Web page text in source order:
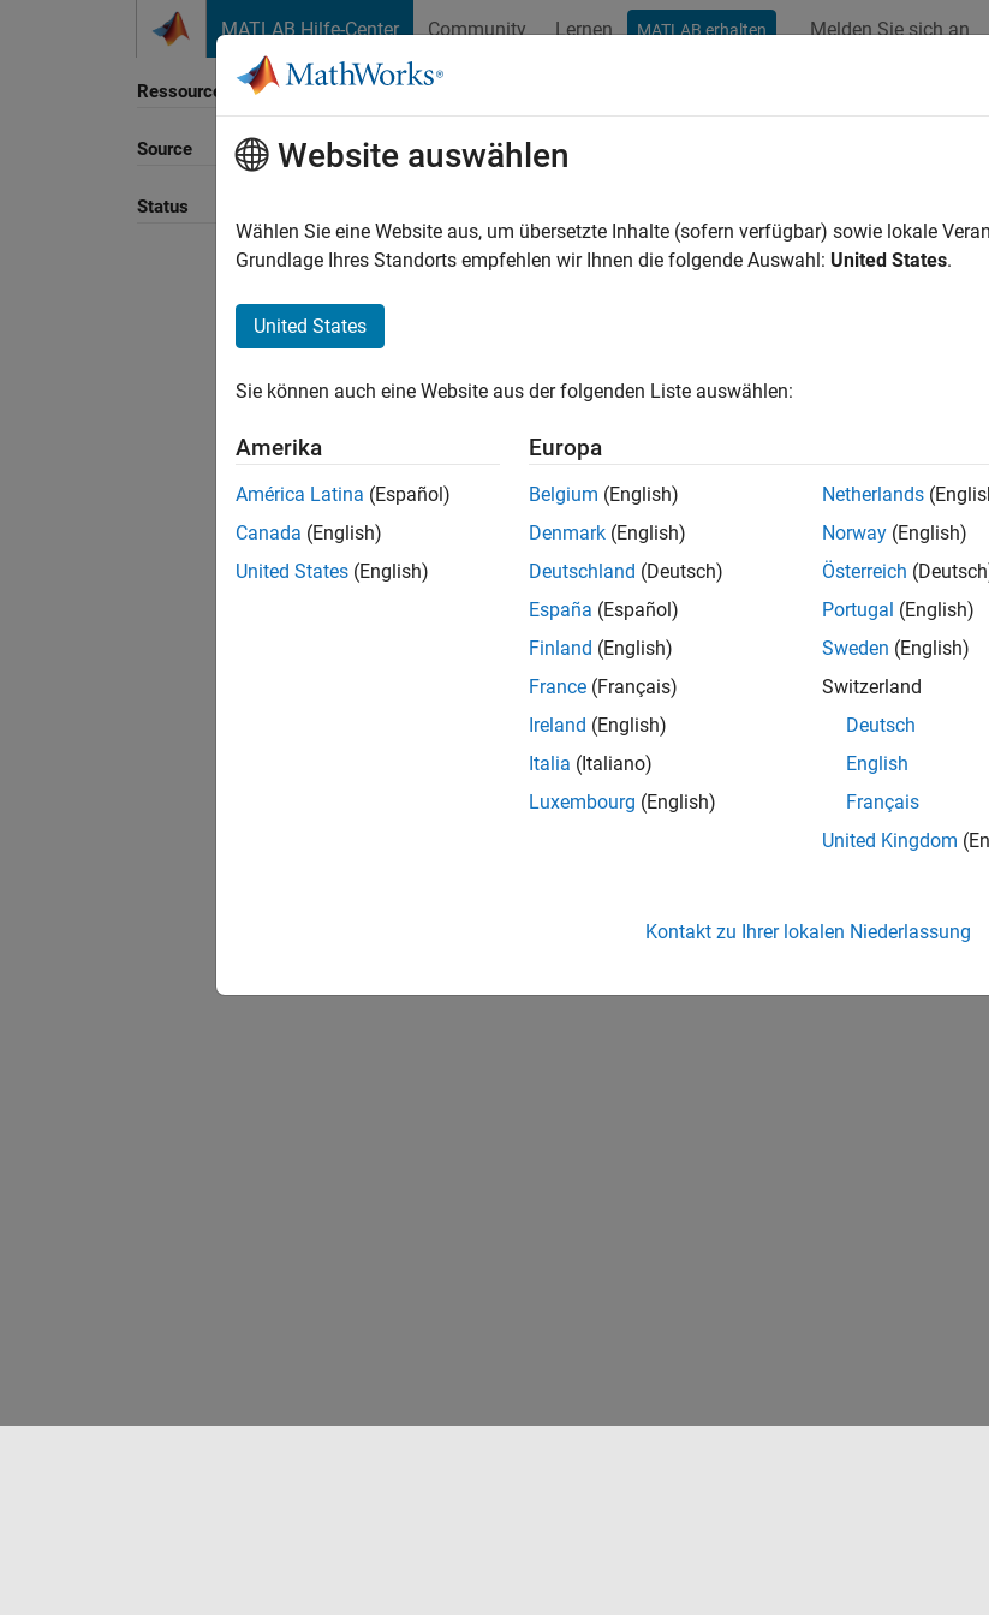
MATLAB Hilfe-Center Community Lernen MATLAB erhalten Melden Sie sich an
Ressource
Source
Status
Sortieren nach
Website auswählen
Wählen Sie eine Website aus, um übersetzte Inhalte (sofern verfügbar) sowie lokale
Grundlage Ihres Standorts empfehlen wir Ihnen die folgende Auswahl: United States.
United States
Sie können auch eine Website aus der folgenden Liste auswählen:
Amerika
América Latina (Español)
Canada (English)
United States (English)
Europa
Belgium (English)
Denmark (English)
Deutschland (Deutsch)
España (Español)
Finland (English)
France (Français)
Ireland (English)
Italia (Italiano)
Luxembourg (English)
Netherlands
Norway (English)
Österreich
Portugal (English)
Sweden (English)
Switzerland
Deutsch
English
Français
United Kingdom
Kontakt zu Ihrer lokalen Niederlassung